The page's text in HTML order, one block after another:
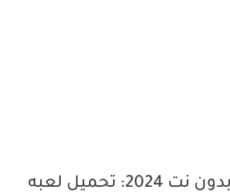
ألعاب سيارات بدون نت 2024: تحميل لعبه